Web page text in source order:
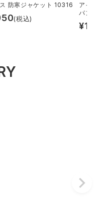
防寒ジャケット 10316
(税込)
アイ
パン
¥